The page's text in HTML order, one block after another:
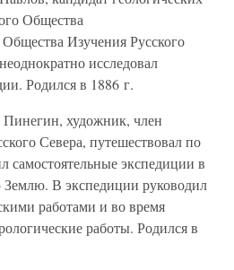
Общества
Изучения Русского
исследовал
Родился в 1886 г.
художник, член
Севера, путешествовал по
самостоятельные экспедиции в
В экспедиции руководил
работами и во время
работы. Родился в